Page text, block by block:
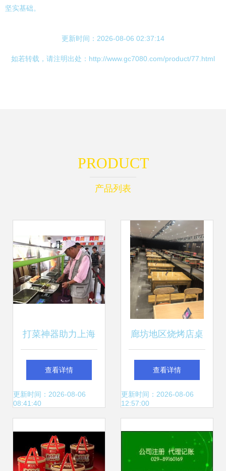
坚实基础。
更新时间：2026-08-06 02:37:14
如若转载，请注明出处：http://www.gc7080.com/product/77.html
PRODUCT
产品列表
打菜神器助力上海
杨浦区智慧居家养
老餐饮服务
查看详情
更新时间：2026-08-06
08:41:40
廊坊地区烧烤店桌
椅实力品牌推荐指
南
查看详情
更新时间：2026-08-06
12:57:00